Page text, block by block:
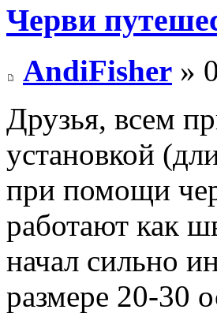
Черви
AndiFisher »
Друзья, всем
установкой
при помощи
работают как
начал сильно
размере 20-30